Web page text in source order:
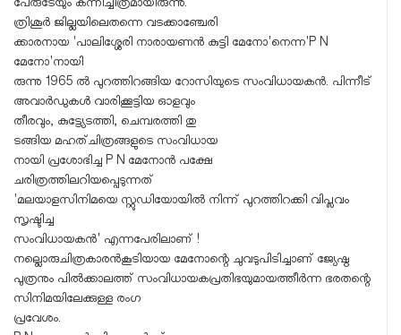
പേരുടേയും കന്നിച്ചിത്രമായിരുന്നു.
ത്രിശൂർ ജില്ലയിലെതന്നെ വടക്കാഞ്ചേരി
ക്കാരനായ 'പാലിശ്ശേരി നാരായണൻ കുട്ടി മേനോ'നെന്ന'P N
മേനോ'നായി
രുന്നു 1965 ൽ പുറത്തിറങ്ങിയ റോസിയുടെ സംവിധായകൻ. പിന്നീട്
അവാർഡുകൾ വാരിക്കൂട്ടിയ ഓളവും
തീരവും, കുട്ട്യേടത്തി, ചെമ്പരത്തി തു
ടങ്ങിയ മഹത്ചിത്രങ്ങളുടെ സംവിധായ
നായി പ്രശോഭിച്ച P N മേനോൻ പക്ഷേ
ചരിത്രത്തിലറിയപ്പെടുന്നത്
'മലയാളസിനിമയെ സ്റ്റുഡിയോയിൽ നിന്ന് പുറത്തിറക്കി വിപ്ലവം
സൃഷ്ടിച്ച
സംവിധായകൻ' എന്നപേരിലാണ് !
നല്ലൊരുചിത്രകാരൻകൂടിയായ മേനോന്റെ ചുവടുപിടിച്ചാണ് ജ്യേഷ്ഠ
പുത്രനും പിൽക്കാലത്ത് സംവിധായകപ്രതിഭയുമായത്തീർന്ന ഭരതന്റെ
സിനിമയിലേക്കുള്ള രംഗ
പ്രവേശം.